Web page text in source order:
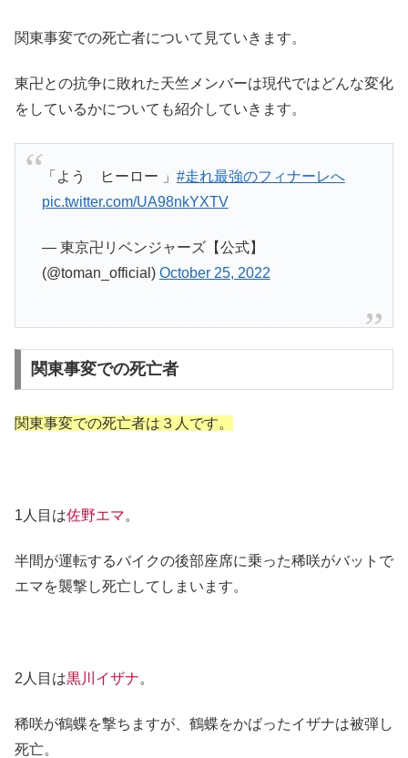
関東事変での死亡者について見ていきます。
東卍との抗争に敗れた天竺メンバーは現代ではどんな変化
をしているかについても紹介していきます。
「よう ヒーロー 」 #走れ最強のフィナーレへ
pic.twitter.com/UA98nkYXTV
— 東京卍リベンジャーズ【公式】
(@toman_official) October 25, 2022
関東事変での死亡者
関東事変での死亡者は３人です。
1人目は佐野エマ。
半間が運転するバイクの後部座席に乗った稀咲がバットで
エマを襲撃し死亡してしまいます。
2人目は黒川イザナ。
稀咲が鶴蝶を撃ちますが、鶴蝶をかばったイザナは被弾し
死亡。